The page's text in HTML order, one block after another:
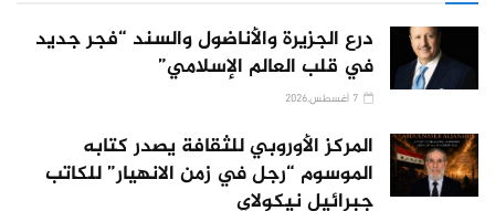
درع الجزيرة والأناضول والسند “فجر جديد
في قلب العالم الإسلامي”
المركز الأوروبي للثقافة يصدر كتابه
الموسوم “رجل في زمن الانهيار” للكاتب
جبرائيل نيكولاي